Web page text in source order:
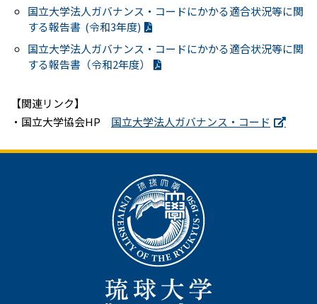
国⽴⼤学法⼈ガバナンス・コードにかかる適合状況等に関
する報告書 (令和3年度)
国立大学法人ガバナンス・コードにかかる適合状況等に関
する報告書（令和2年度）
【関連リンク】
・国立大学協会HP 国立大学法人ガバナンス・コード